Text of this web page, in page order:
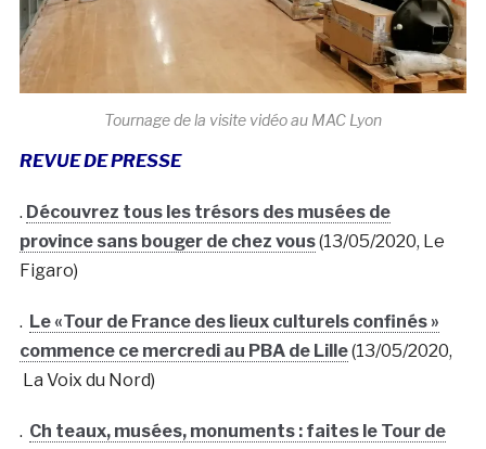
Tournage de la visite vidéo au MAC Lyon
REVUE DE PRESSE
. Découvrez tous les trésors des musées de
province sans bouger de chez vous(13/05/2020, Le
Figaro)
. Le «Tour de France des lieux culturels confinés »
commence ce mercredi au PBA de Lille(13/05/2020,
La Voix du Nord)
. Ch teaux, musées, monuments : faites le Tour de